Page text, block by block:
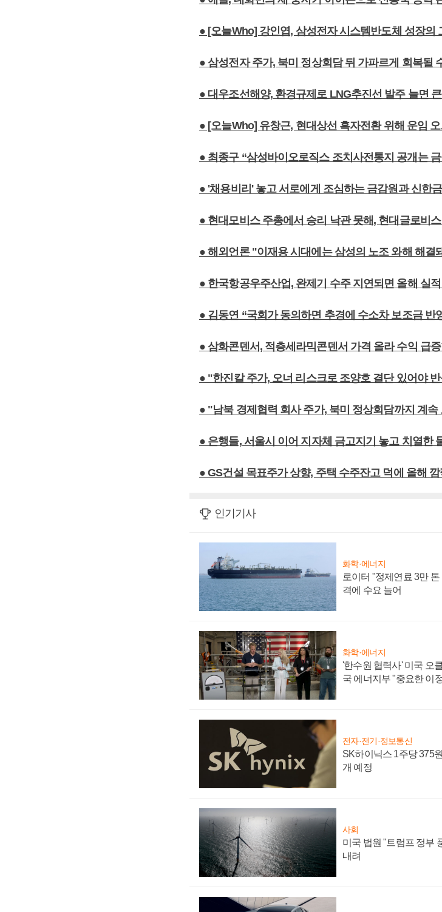
● [오늘Who] 강인엽, 삼성전자 시스템반도체 성장의
● 삼성전자 주가, 북미 정상회담 뒤 가파르게 회복될
● 대우조선해양, 환경규제로 LNG추진선 발주 늘면
● [오늘Who] 유창근, 현대상선 흑자전환 위해 운임
● 최종구 “삼성바이오로직스 조치사전통지 공개는
● '채용비리' 놓고 서로에게 조심하는 금감원과 신한
● 현대모비스 주총에서 승리 낙관 못해, 현대글로비
● 해외언론 "이재용 시대에는 삼성의 노조 와해 해결
● 한국항공우주산업, 완제기 수주 지연되면 올해 실적
● 김동연 “국회가 동의하면 추경에 수소차 보조금 반
● 삼화콘덴서, 적층세라믹콘덴서 가격 올라 수익 급
● "한진칼 주가, 오너 리스크로 조양호 결단 있어야
● "남북 경제협력 회사 주가, 북미 정상회담까지 계속
● 은행들, 서울시 이어 지자체 금고지기 놓고 치열한
● GS건설 목표주가 상향, 주택 수주잔고 덕에 올해 깜
인기기사
화학·에너지
로이터 "정제연료 3만
격에 수요 늘어
화학·에너지
'한수원 협력사' 미국 오
국 에너지부 "중요한 이
전자·전기·정보통신
SK하이닉스 1주당 375
개 예정
사회
미국 법원 "트럼프 정부
내려